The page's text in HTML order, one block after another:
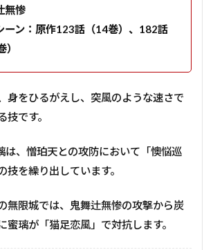
無惨
ーン：原作123話（14巻）、182話
）
身をひるがえし、突風のような速さで
技です。
は、憎珀天との攻防において「懊悩巡
技を繰り出しています。
無限城では、鬼舞辻無惨の攻撃から炭
蜜璃が「猫足恋風」で対抗します。